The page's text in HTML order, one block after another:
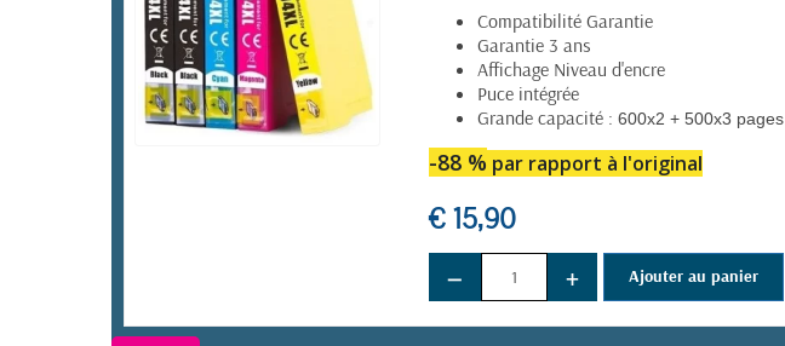
Compatibilité Garantie
Garantie 3 ans
Affichage Niveau d'encre
Puce intégrée
Grande capacité : 600x2 + 500x3 pages
-88 % par rapport à l'original
€ 15,90
− + Ajouter au panier